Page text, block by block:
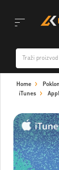
navigation
Home
iTunes